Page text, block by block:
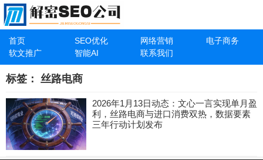
首页 SEO优化 网络营销
电子商务
软文推广
智能AI 联系我们
标签： 丝路电商
2026年1月13日动态：文心一言实现单月盈
利，丝路电商与进口消费双热，数据要素
三年行动计划发布